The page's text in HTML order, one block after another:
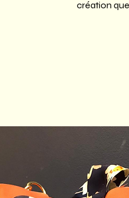
création